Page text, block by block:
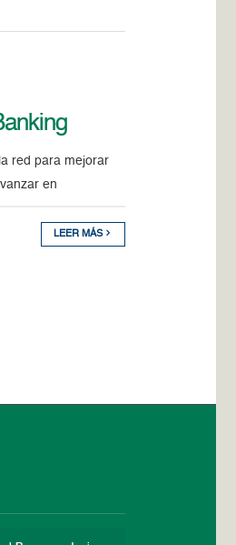
red para mejorar
en
LEER MÁS